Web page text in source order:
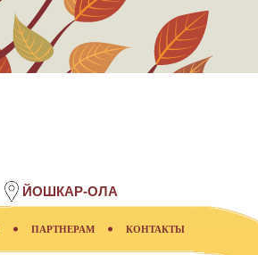
ЙОШКАР-ОЛА
ПАРТНЕРАМ КОНТАКТЫ